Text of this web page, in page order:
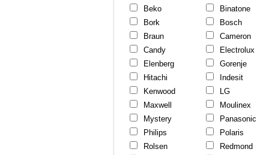
Beko
Binatone
Bork
Bosch
Braun
Cameron
Candy
Electrolux
Elenberg
Gorenje
Hitachi
Indesit
Kenwood
LG
Maxwell
Moulinex
Mystery
Panasonic
Philips
Polaris
Rolsen
Redmond